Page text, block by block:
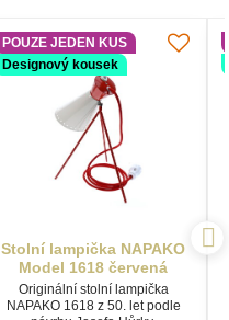
POUZE JEDEN KUS
Designový kousek
Stolní lampička NAPAKO
Model 1618 červená
Originální stolní lampička
NAPAKO 1618 z 50. let podle